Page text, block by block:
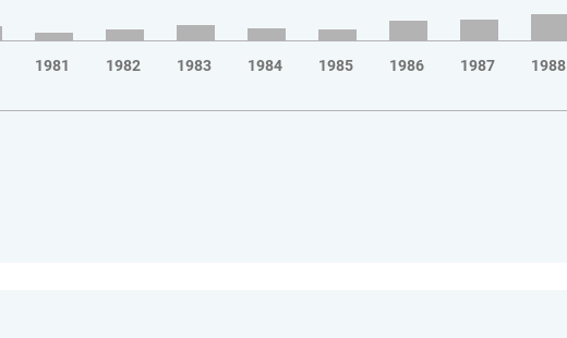
1981 1982 1983 1984 1985 1986 1987 1988